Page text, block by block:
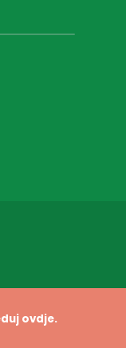
ovdje.